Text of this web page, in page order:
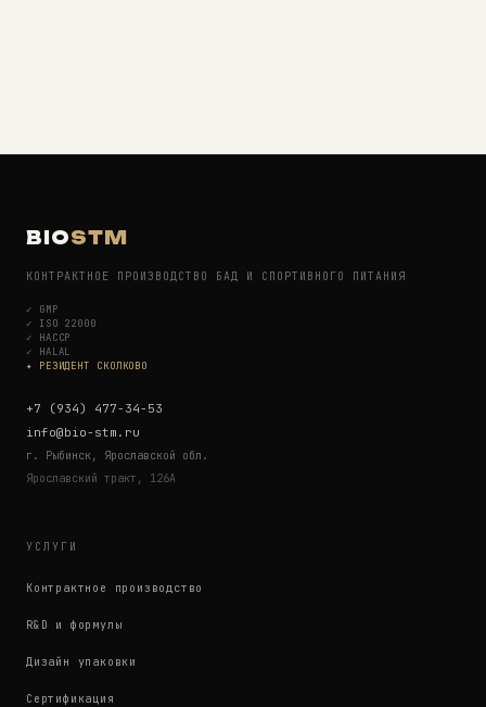
BIOSTM
КОНТРАКТНОЕ ПРОИЗВОДСТВО БАД И СПОРТИВНОГО ПИТАНИЯ
✓ GMP
✓ ISO 22000
✓ HACCP
✓ HALAL
✦ РЕЗИДЕНТ СКОЛКОВО
+7 (934) 477-34-53
info@bio-stm.ru
г. Рыбинск, Ярославской обл.
Ярославский тракт, 126А
УСЛУГИ
Контрактное производство
R&D и формулы
Дизайн упаковки
Сертификация